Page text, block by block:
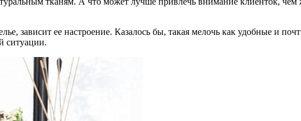
зависит ее настроение. Казалось бы, такая мелочь как удобные и
ситуации.